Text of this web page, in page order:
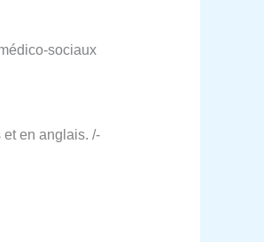
sociaux
en anglais. /-